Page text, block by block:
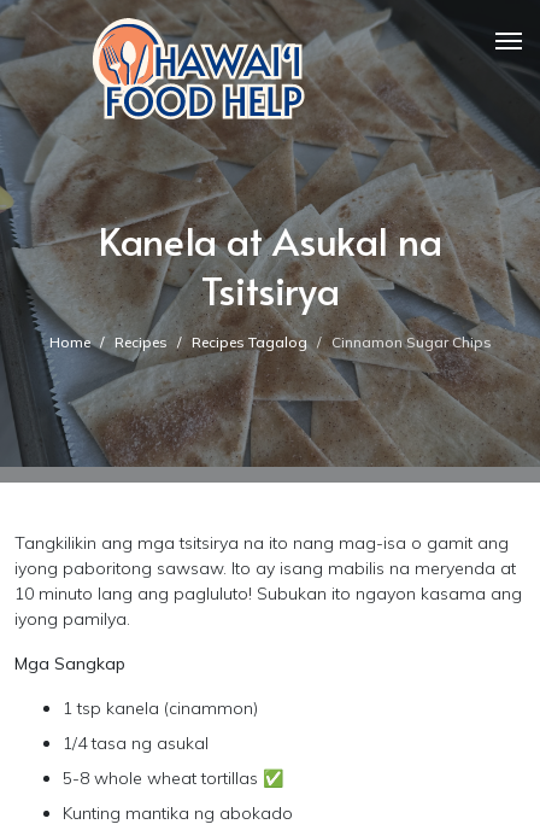
Kanela at Asukal na
Tsitsirya
Home Recipes Recipes Tagalog Cinnamon Sugar Chips
Tangkilikin ang mga tsitsirya na ito nang mag-isa o gamit ang
iyong paboritong sawsaw. Ito ay isang mabilis na meryenda at
10 minuto lang ang pagluluto! Subukan ito ngayon kasama ang
iyong pamilya.
Mga Sangkap
1 tsp kanela (cinammon)
1/4 tasa ng asukal
5-8 whole wheat tortillas ✅
Kunting mantika ng abokado